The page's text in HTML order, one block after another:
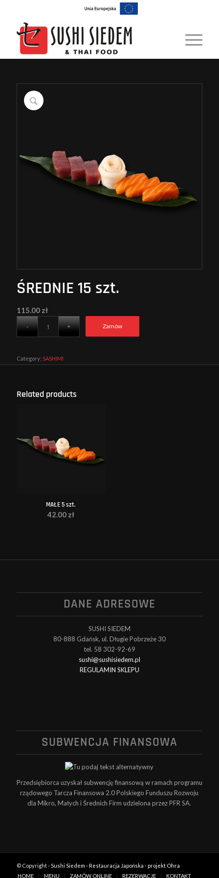
ŚREDNIE 15 szt.
115.00 zł
Zamów
Category: SASHIMI
Related products
MAŁE 5 szt.
42.00 zł
DANE ADRESOWE
SUSHI SIEDEM
80-888 Gdańsk, ul. Długie Pobrzeże 30
tel. 58 302-92-69
sushi@sushisiedem.pl
REGULAMIN SKLEPU
SUBWENCJA FINANSOWA
Przedsiębiorca uzyskał subwencję finansową w ramach programu
rządowego Tarcza Finansowa 2.0 Polskiego Funduszu Rozwoju
dla Mikro, Małych i Średnich Firm udzielona przez PFR SA.
© Copyright -Sushi Siedem - Restauracja Japońska -projekt Ohra
HOME
MENU ZAMÓW ONLINE REZERWACJE KONTAKT